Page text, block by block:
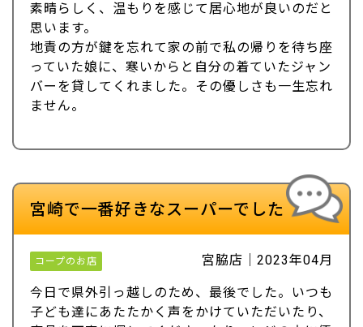
素晴らしく、温もりを感じて居心地が良いのだと
思います。
地責の方が鍵を忘れて家の前で私の帰りを待ち座
っていた娘に、寒いからと自分の着ていたジャン
バーを貸してくれました。その優しさも一生忘れ
ません。
宮崎で一番好きなスーパーでした
コープのお店 宮脇店｜2023年04月
今日で県外引っ越しのため、最後でした。いつも
子ども達にあたたかく声をかけていただいたり、